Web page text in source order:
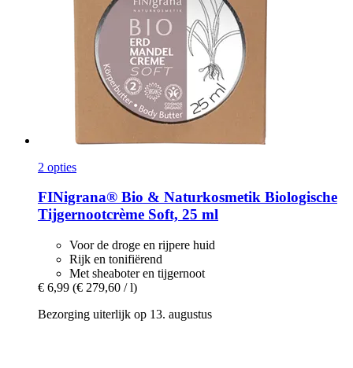
2 opties
FINigrana® Bio & Naturkosmetik Biologische
Tijgernootcrème Soft, 25 ml
Voor de droge en rijpere huid
Rijk en tonifiërend
Met sheaboter en tijgernoot
€ 6,99 (€ 279,60 / l)
Bezorging uiterlijk op 13. augustus